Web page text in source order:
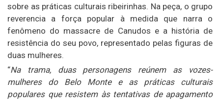
sobre as práticas culturais ribeirinhas. Na peça, o grupo
reverencia a força popular à medida que narra o
fenômeno do massacre de Canudos e a história de
resistência do seu povo, representado pelas figuras de
duas mulheres.
“Na trama, duas personagens reúnem as vozes-
mulheres do Belo Monte e as práticas culturais
populares que resistem às tentativas de apagamento